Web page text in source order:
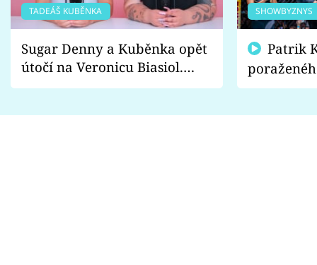
TADEÁŠ KUBĚNKA
Sugar Denny a Kuběnka opět
útočí na Veronicu Biasiol.
Proč je podle nich falešná a
SHOWBYZNYS
fanoušci